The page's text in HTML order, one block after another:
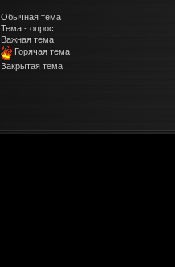
Обычная тема
Тема - опрос
Важная тема
Горячая тема
Закрытая тема